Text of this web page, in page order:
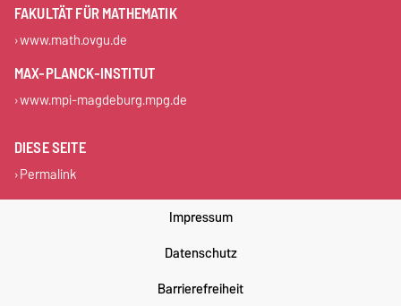
FAKULTÄT FÜR MATHEMATIK
www.math.ovgu.de
MAX-PLANCK-INSTITUT
www.mpi-magdeburg.mpg.de
DIESE SEITE
Permalink
Impressum
Datenschutz
Barrierefreiheit